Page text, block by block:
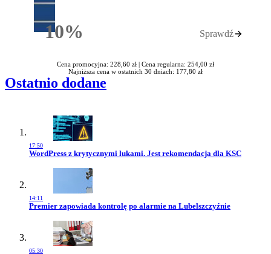
10%Rabatu Sprawdź
Cena promocyjna: 228,60 zł | Cena regularna: 254,00 zł
Najniższa cena w ostatnich 30 dniach: 177,80 zł
Ostatnio dodane
17:50
Przejdź do artykułu:
WordPress z krytycznymi lukami. Jest rekomendacja dla KSC
14:11
Przejdź do artykułu:
Premier zapowiada kontrolę po alarmie na Lubelszczyźnie
05:30